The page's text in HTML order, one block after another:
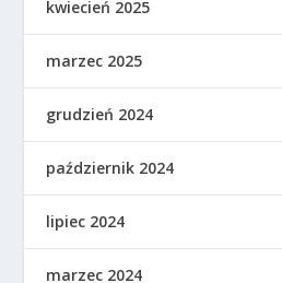
kwiecień 2025
marzec 2025
grudzień 2024
październik 2024
lipiec 2024
marzec 2024